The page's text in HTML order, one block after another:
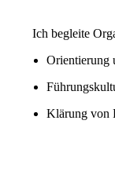
Ich begleite
Orientierung
Klärung von